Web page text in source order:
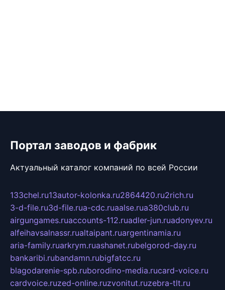
Портал заводов и фабрик
Актуальный каталог компаний по всей России
133chel.ru13autor-kolonka.ru2864420.ru2rich.ru
3-d-file.ru3d-file.rua-cdc.ruaalse.rua380club.ru
airgungames.ruaccounts-112.ruadler-jun.ruadonyev.ru
alfeihavsalnassr.rualtaipant.ruargentinamia.ru
aria-family.ruarkrym.ruashanet.rubelgorod-day.ru
bankaribi.rubandamn.rubigfatcc.ru
blagodarenie-spb.ruborodino-media.rucard-voice.ru
cardvoice.ruzed-online.ruzvonitut.ruzebra-tlt.ru